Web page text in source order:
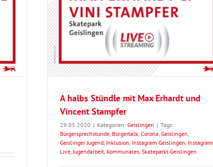
A halbs Stündle mit Max Erhardt und
Vincent Stampfer
29.05.2020 | Kategorien: Geislingen | Tags:
Bürgersprechstunde, Bürgertalk, Corona, Geislingen,
Geislinger Jugend, Inklusion, Instagram Geislingen, Instagram
Live,Jugendarbeit, Kommunales, Skateparkt Geislingen